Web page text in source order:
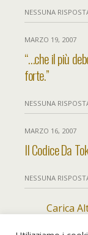
NESSUNA
MARZO 19, 2007
“…che il più
forte.”
NESSUNA
MARZO 16, 2007
Il Codice Da
NESSUNA
Carica